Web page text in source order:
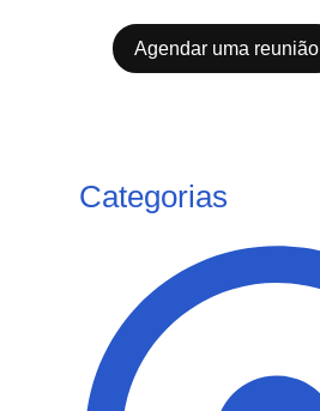
Agendar uma reunião
Categorias